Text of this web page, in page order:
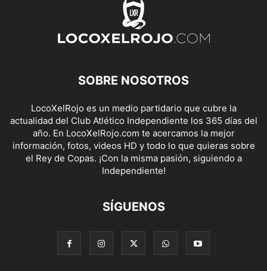
SOBRE NOSOTROS
LocoXelRojo es un medio partidario que cubre la
actualidad del Club Atlético Independiente los 365 días del
año. En LocoXelRojo.com te acercamos la mejor
información, fotos, videos HD y todo lo que quieras sobre
el Rey de Copas. ¡Con la misma pasión, siguiendo a
Independiente!
SÍGUENOS